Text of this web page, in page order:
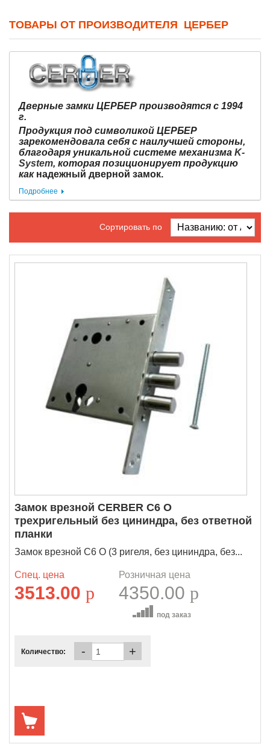
ТОВАРЫ ОТ ПРОИЗВОДИТЕЛЯ ЦЕРБЕР
Дверные замки ЦЕРБЕР производятся с 1994
г.
Продукция под символикой ЦЕРБЕР
зарекомендовала себя с наилучшей стороны,
благодаря уникальной системе механизма K-
System, которая позиционирует продукцию
как надежный дверной замок.
Подробнее
Сортировать по
Замок врезной CERBER C6 О
трехригельный без цининдра, без ответной
планки
Замок врезной C6 О (3 ригеля, без цининдра, без...
Спец. цена
3513.00 p
Розничная цена
4350.00 p
под заказ
Количество: - +